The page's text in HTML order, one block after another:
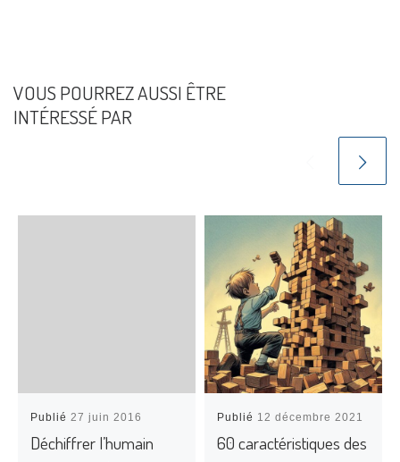
VOUS POURREZ AUSSI ÊTRE
INTÉRESSÉ PAR
Publié27 juin 2016
Déchiffrer l’humain
Publié 12 décembre 2021
60 caractéristiques des